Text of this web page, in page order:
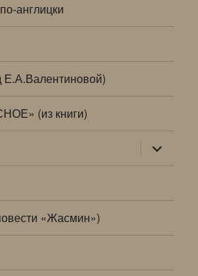
англицки
(из книги)
раскрыть
дочернее
меню
«Жасмин»)